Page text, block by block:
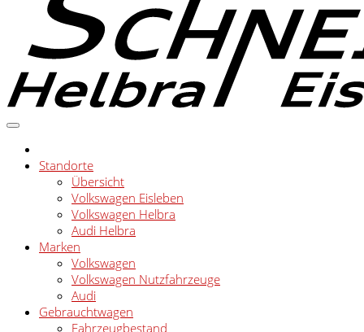
Standorte
Übersicht
Volkswagen Eisleben
Volkswagen Helbra
Audi Helbra
Marken
Volkswagen
Volkswagen Nutzfahrzeuge
Audi
Gebrauchtwagen
Fahrzeugbestand